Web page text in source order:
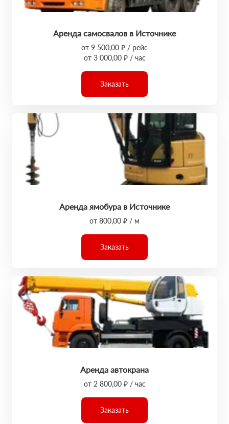
Аренда самосвалов в Источнике
от 9 500,00 ₽ / рейс
от 3 000,00 ₽ / час
Заказать
Аренда ямобура в Источнике
от 800,00 ₽ / м
Заказать
Аренда автокрана
от 2 800,00 ₽ / час
Заказать